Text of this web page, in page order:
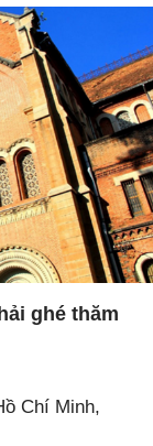
ghé thăm
Chí Minh,